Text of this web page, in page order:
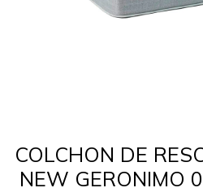
COLCHON DE
NEW GERONIMO